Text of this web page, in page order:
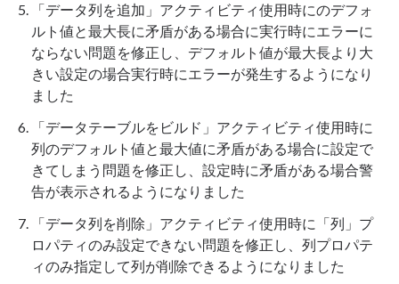
「データ列を追加」アクティビティ使用時にのデフォ
ルト値と最大長に矛盾がある場合に実行時にエラーに
ならない問題を修正し、デフォルト値が最大長より大
きい設定の場合実行時にエラーが発生するようになり
ました
「データテーブルをビルド」アクティビティ使用時に
列のデフォルト値と最大値に矛盾がある場合に設定で
きてしまう問題を修正し、設定時に矛盾がある場合警
告が表示されるようになりました
「データ列を削除」アクティビティ使用時に「列」プ
ロパティのみ設定できない問題を修正し、列プロパテ
ィのみ指定して列が削除できるようになりました